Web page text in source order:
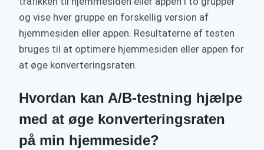
og vise hver gruppe en forskellig version af
hjemmesiden eller appen. Resultaterne af testen
bruges til at optimere hjemmesiden eller appen for
at øge konverteringsraten.
Hvordan kan A/B-testning hjælpe
med at øge konverteringsraten
på min hjemmeside?